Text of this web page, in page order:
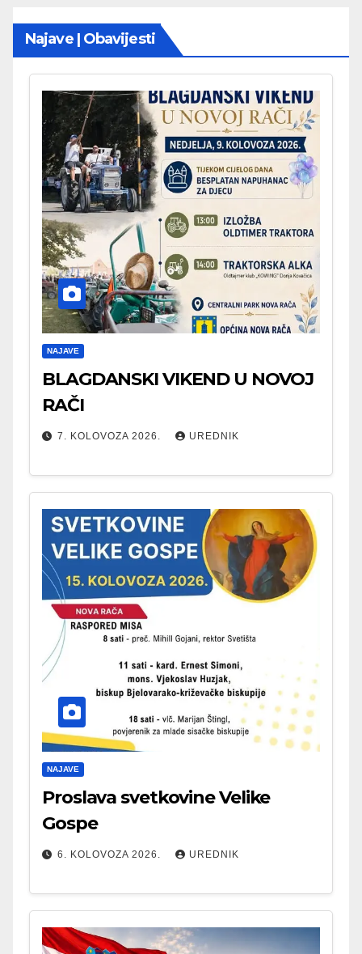
Najave | Obavijesti
NAJAVE
BLAGDANSKI VIKEND U NOVOJ
RAČI
7. KOLOVOZA 2026. UREDNIK
NAJAVE
Proslava svetkovine Velike
Gospe
6. KOLOVOZA 2026. UREDNIK